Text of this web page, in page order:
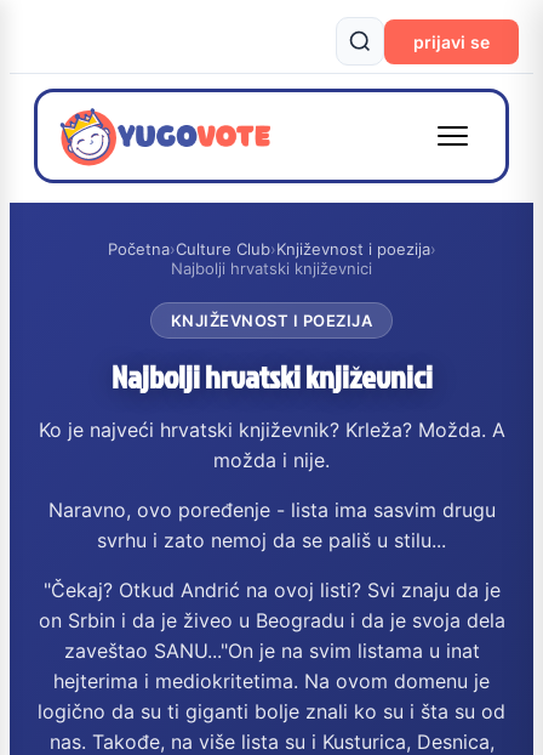
prijavi se
Početna›Culture Club›Književnost i poezija›
Najbolji hrvatski književnici
KNJIŽEVNOST I POEZIJA
Najbolji hrvatski književnici
Ko je najveći hrvatski književnik? Krleža? Možda. A
možda i nije.
Naravno, ovo poređenje - lista ima sasvim drugu
svrhu i zato nemoj da se pališ u stilu...
"Čekaj? Otkud Andrić na ovoj listi? Svi znaju da je
on Srbin i da je živeo u Beogradu i da je svoja dela
zaveštao SANU..."On je na svim listama u inat
hejterima i mediokritetima. Na ovom domenu je
logično da su ti giganti bolje znali ko su i šta su od
nas. Takođe, na više lista su i Kusturica, Desnica,